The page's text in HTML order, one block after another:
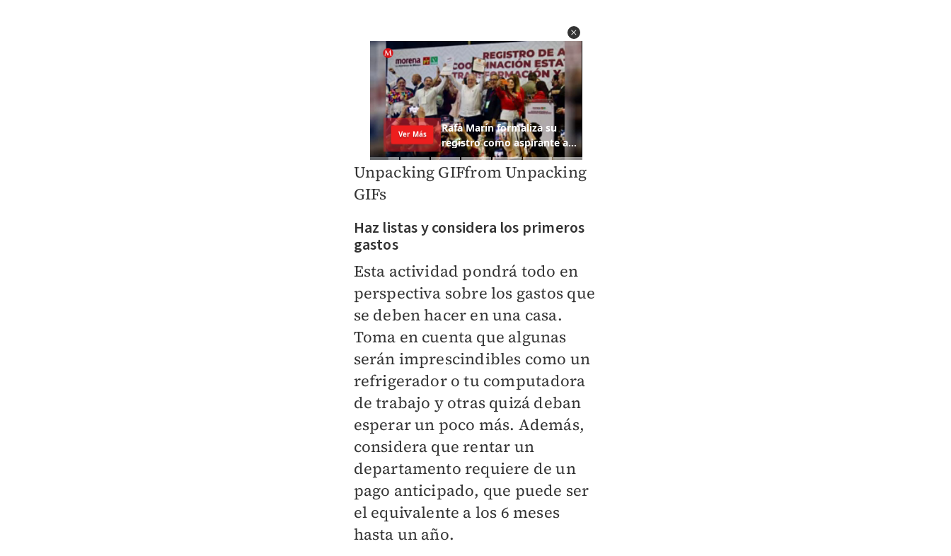
Unpacking GIFfromUnpacking
GIFs
Haz listas y considera los primeros
gastos
Esta actividad pondrá todo en
perspectiva sobre los gastos que
se deben hacer en una casa.
Toma en cuenta que algunas
serán imprescindibles como un
refrigerador o tu computadora
de trabajo y otras quizá deban
esperar un poco más. Además,
considera que rentar un
departamento requiere de un
pago anticipado, que puede ser
el equivalente a los 6 meses
hasta un año.